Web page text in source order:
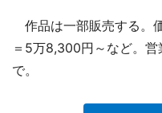
作品は一部販売する。
＝5万8,300円～など。営
で。